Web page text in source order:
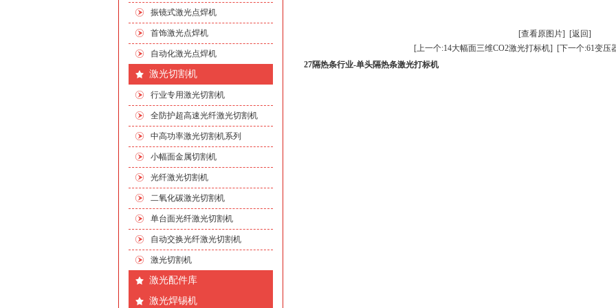
振镜式激光点焊机
首饰激光点焊机
自动化激光点焊机
激光切割机
行业专用激光切割机
全防护超高速光纤激光切割机
中高功率激光切割机系列
小幅面金属切割机
光纤激光切割机
二氧化碳激光切割机
单台面光纤激光切割机
自动交换光纤激光切割机
激光切割机
激光配件库
激光焊锡机
[查看原图片] [返回]
[上一个:14大幅面三维CO2激光打标机] [下一个:61变压
27隔热条行业-单头隔热条激光打标机